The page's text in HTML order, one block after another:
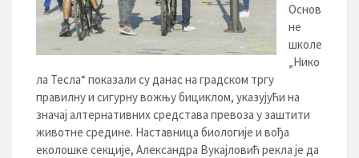
Основ
не
школе
„Нико
ла Тесла“ показали су данас на градском тргу
правилну и сигурну вожњу бициклом, указујући на
значај алтернативних средстава превоза у заштити
животне средине. Наставница биологије и вођа
еколошке секције, Александра Вукајловић рекла је да